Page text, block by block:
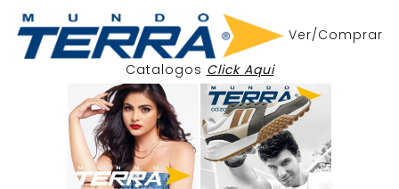
Ver/Comprar
Catalogos Click Aqui